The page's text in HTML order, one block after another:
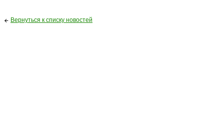
Вернуться к списку новостей